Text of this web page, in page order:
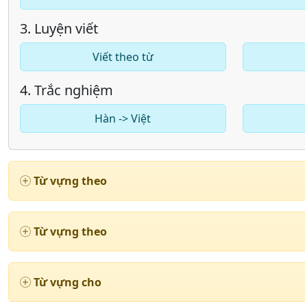
3. Luyện viết
Viết theo từ
4. Trắc nghiệm
Hàn -> Việt
Từ vựng theo
Từ vựng theo
Từ vựng cho